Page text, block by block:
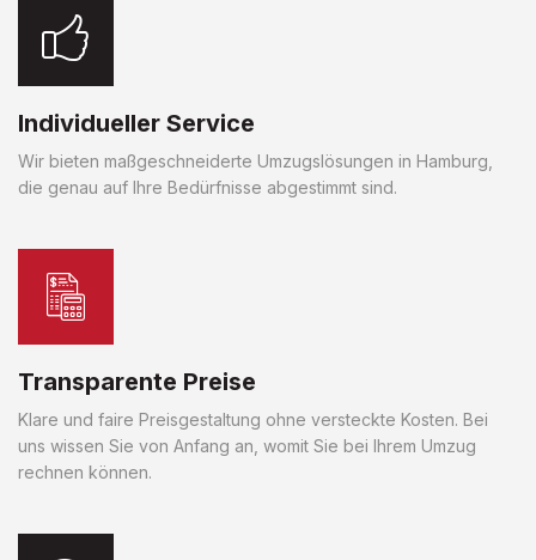
Individueller Service
Wir bieten maßgeschneiderte Umzugslösungen in Hamburg,
die genau auf Ihre Bedürfnisse abgestimmt sind.
Transparente Preise
Klare und faire Preisgestaltung ohne versteckte Kosten. Bei
uns wissen Sie von Anfang an, womit Sie bei Ihrem Umzug
rechnen können.